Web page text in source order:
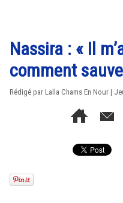
Nassira : « Il
comment
Rédigé par Lalla Chams En Nour |